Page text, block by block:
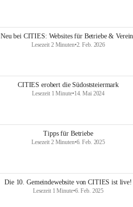
Neu bei CITIES: Websites für Betriebe &
Lesezeit 2 Minuten•2. Feb. 2026
CITIES erobert die Südoststeiermark
Lesezeit 1 Minute•14. Mai 2024
Tipps für Betriebe
Lesezeit 2 Minuten•6. Feb. 2025
Die 10. Gemeindewebsite von CITIES ist live!
Lesezeit 1 Minute•6. Feb. 2025